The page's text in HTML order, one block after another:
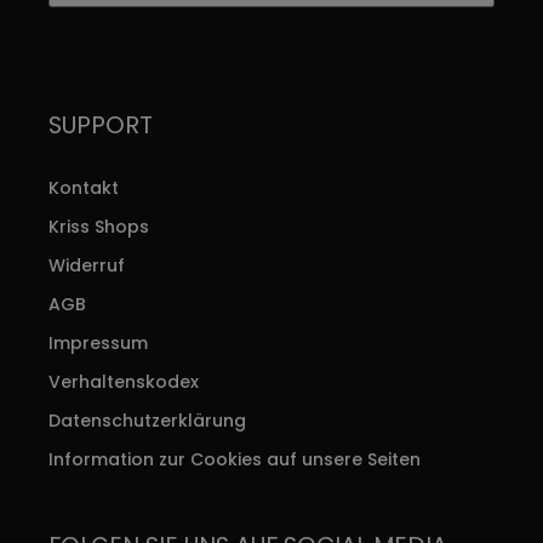
SUPPORT
Kontakt
Kriss Shops
Widerruf
AGB
Impressum
Verhaltenskodex
Datenschutzerklärung
Information zur Cookies auf unsere Seiten